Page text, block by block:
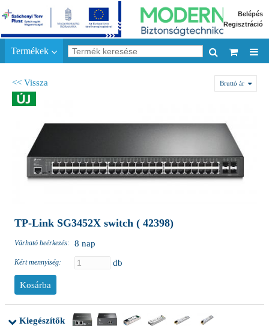
Belépés
Regisztráció
Termékek
<< Vissza Bruttó ár
TP-Link SG3452X switch ( 42398)
Várható beérkezés: 8 nap
Kért mennyiség: db
Kiegészítők